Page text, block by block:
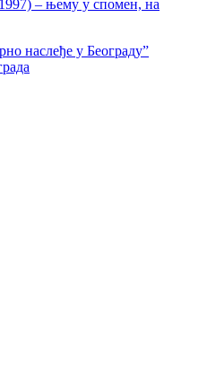
– њему у спомен, на
наслеђе у Београду”